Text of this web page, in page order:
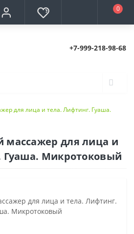
0
+7-999-218-98-68
для лица и тела. Лифтинг. Гуаша.
массажер для лица и
Гуаша. Микротоковый